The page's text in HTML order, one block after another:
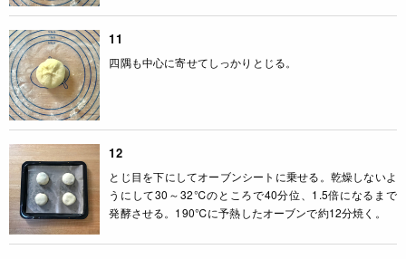
11
四隅も中心に寄せてしっかりとじる。
12
とじ目を下にしてオーブンシートに乗せる。乾燥しないよ
うにして30～32℃のところで40分位、1.5倍になるまで
発酵させる。190℃に予熱したオーブンで約12分焼く。